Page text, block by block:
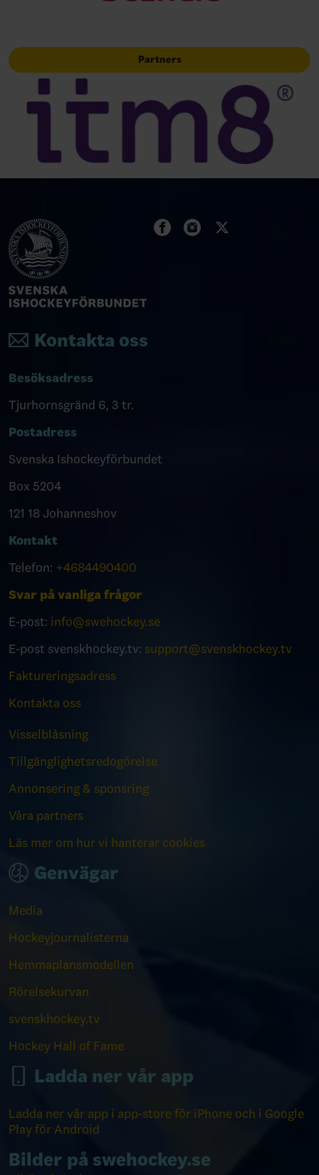
Partners
Kontakta oss
Besöksadress
Tjurhornsgränd 6, 3 tr.
Postadress
Svenska Ishockeyförbundet
Box 5204
121 18 Johanneshov
Kontakt
Telefon: +4684490400
Svar på vanliga frågor
E-post: info@swehockey.se
E-post svenskhockey.tv: support@svenskhockey.tv
Faktureringsadress
Kontakta oss
Visselblåsning
Tillgänglighetsredogörelse
Annonsering & sponsring
Våra partners
Läs mer om hur vi hanterar cookies
Genvägar
Media
Hockeyjournalisterna
Hemmaplansmodellen
Rörelsekurvan
svenskhockey.tv
Hockey Hall of Fame
Ladda ner vår app
Ladda ner vår app i app-store för iPhone och i Google
Play för Android
Bilder på swehockey.se